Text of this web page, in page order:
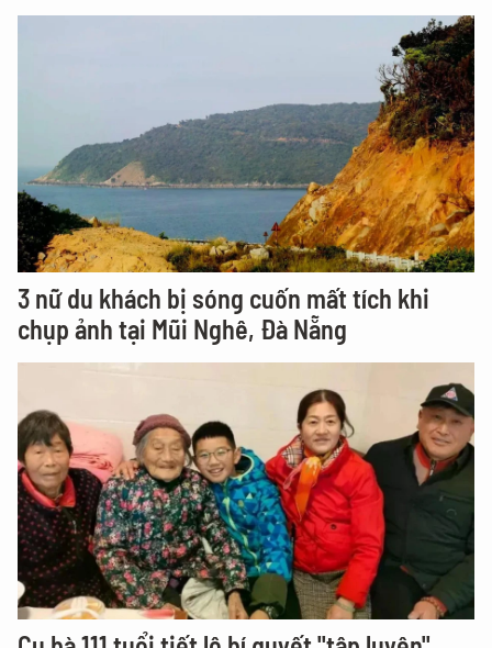
3 nữ du khách bị sóng cuốn mất tích khi
chụp ảnh tại Mũi Nghê, Đà Nẵng